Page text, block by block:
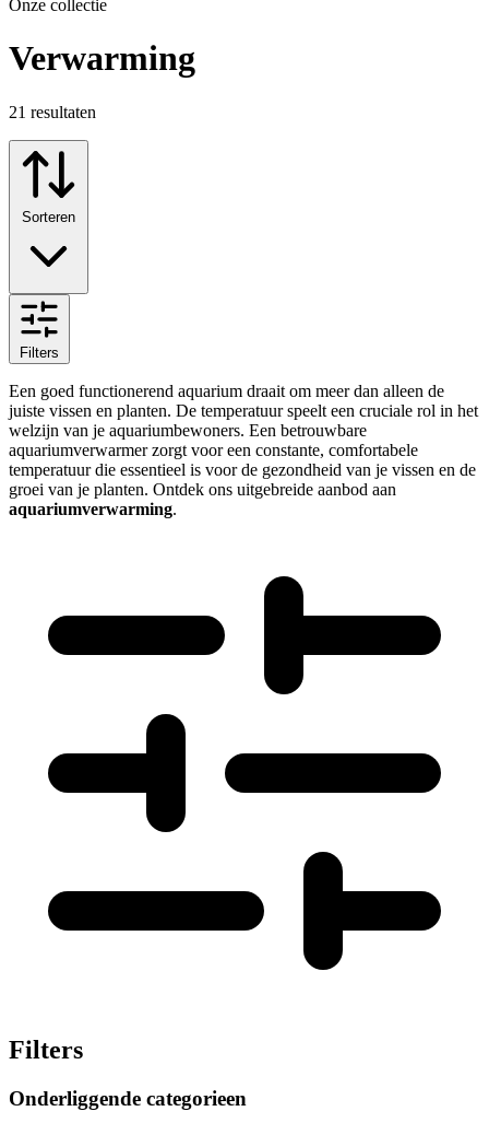
Onze collectie
Verwarming
21 resultaten
Sorteren
Filters
Een goed functionerend aquarium draait om meer dan alleen de
juiste vissen en planten. De temperatuur speelt een cruciale rol in het
welzijn van je aquariumbewoners. Een betrouwbare
aquariumverwarmer zorgt voor een constante, comfortabele
temperatuur die essentieel is voor de gezondheid van je vissen en de
groei van je planten. Ontdek ons uitgebreide aanbod aan
aquariumverwarming.
Filters
Onderliggende categorieen